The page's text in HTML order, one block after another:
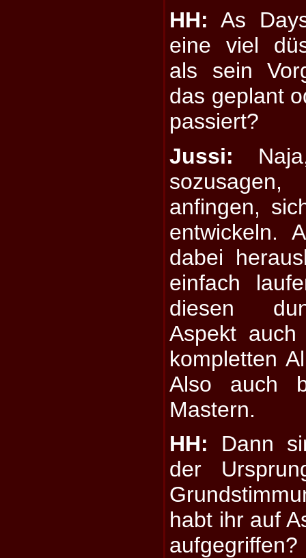
HH: As
eine viel
als sein
das geplant
passiert?
Jussi:
anfingen,
entwickeln.
dabei
einfach
diesen
Aspekt
kompletten
Also auch
Mastern.
HH: Dann
der
habt ihr auf
aufgegriffen?